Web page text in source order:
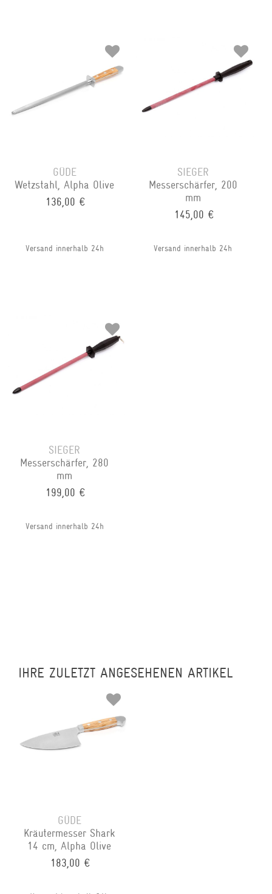
GÜDE
Wetzstahl, Alpha Olive
136,00 €
Versand innerhalb 24h
SIEGER
Messerschärfer, 200
mm
145,00 €
Versand innerhalb 24h
SIEGER
Messerschärfer, 280
mm
199,00 €
Versand innerhalb 24h
IHRE ZULETZT ANGESEHENEN ARTIKEL
GÜDE
Kräutermesser Shark
14 cm, Alpha Olive
183,00 €